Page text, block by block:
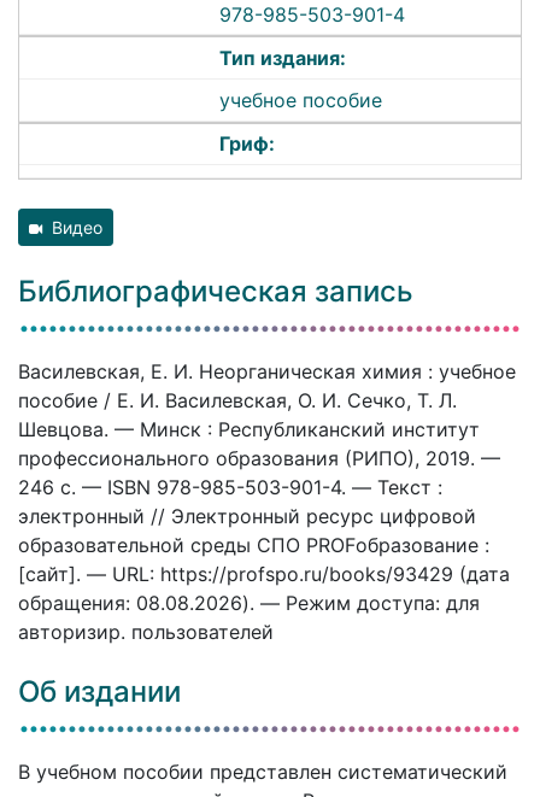
978-985-503-901-4
Тип издания:
учебное пособие
Гриф:
Видео
Библиографическая запись
Василевская, Е. И. Неорганическая химия : учебное
пособие / Е. И. Василевская, О. И. Сечко, Т. Л.
Шевцова. — Минск : Республиканский институт
профессионального образования (РИПО), 2019. —
246 c. — ISBN 978-985-503-901-4. — Текст :
электронный // Электронный ресурс цифровой
образовательной среды СПО PROFобразование :
[сайт]. — URL: https://profspo.ru/books/93429 (дата
обращения: 08.08.2026). — Режим доступа: для
авторизир. пользователей
Об издании
В учебном пособии представлен систематический